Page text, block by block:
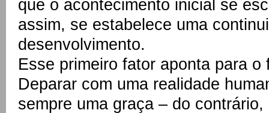
que o acontecimento inicial se
assim, se estabelece uma
desenvolvimento.
Esse primeiro fator aponta para o
Deparar com uma realidade
sempre uma graça – do